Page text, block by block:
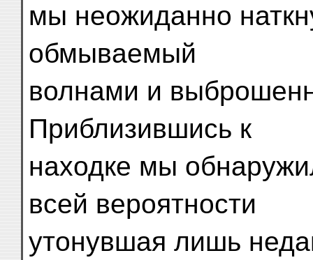
мы неожиданно
обмываемый
волнами и
Приблизившись к
находке мы
всей вероятности
утонувшая лишь